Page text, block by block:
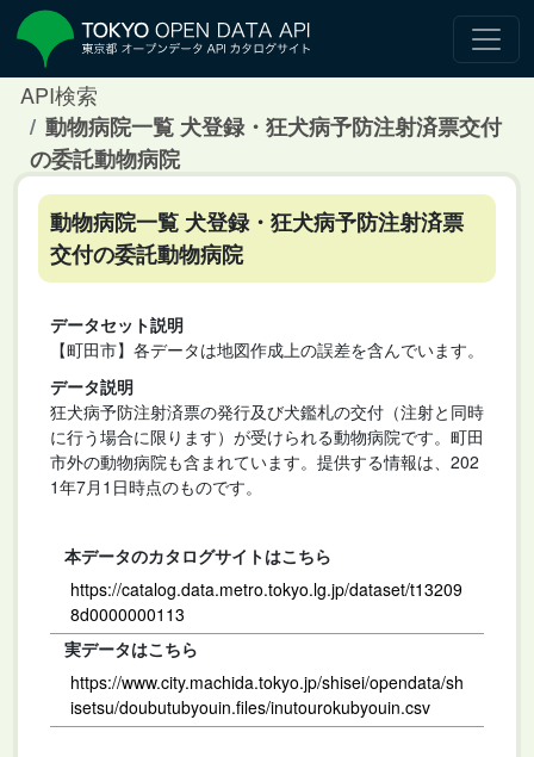
API検索
動物病院一覧 犬登録・狂犬病予防注射済票交付
の委託動物病院
動物病院一覧 犬登録・狂犬病予防注射済票
交付の委託動物病院
データセット説明
【町田市】各データは地図作成上の誤差を含んでいます。
データ説明
狂犬病予防注射済票の発行及び犬鑑札の交付（注射と同時
に行う場合に限ります）が受けられる動物病院です。町田
市外の動物病院も含まれています。提供する情報は、202
1年7月1日時点のものです。
本データのカタログサイトはこちら
https://catalog.data.metro.tokyo.lg.jp/dataset/t13209
8d0000000113
実データはこちら
https://www.city.machida.tokyo.jp/shisei/opendata/sh
isetsu/doubutubyouin.files/inutourokubyouin.csv